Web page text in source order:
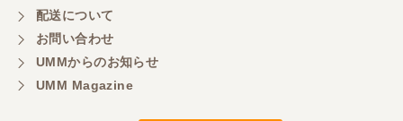
配送について
お問い合わせ
UMMからのお知らせ
UMM Magazine